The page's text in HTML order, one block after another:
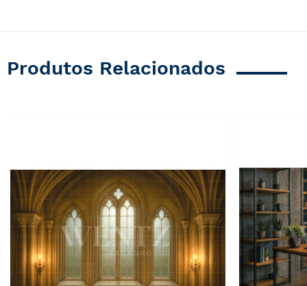
Produtos Relacionados